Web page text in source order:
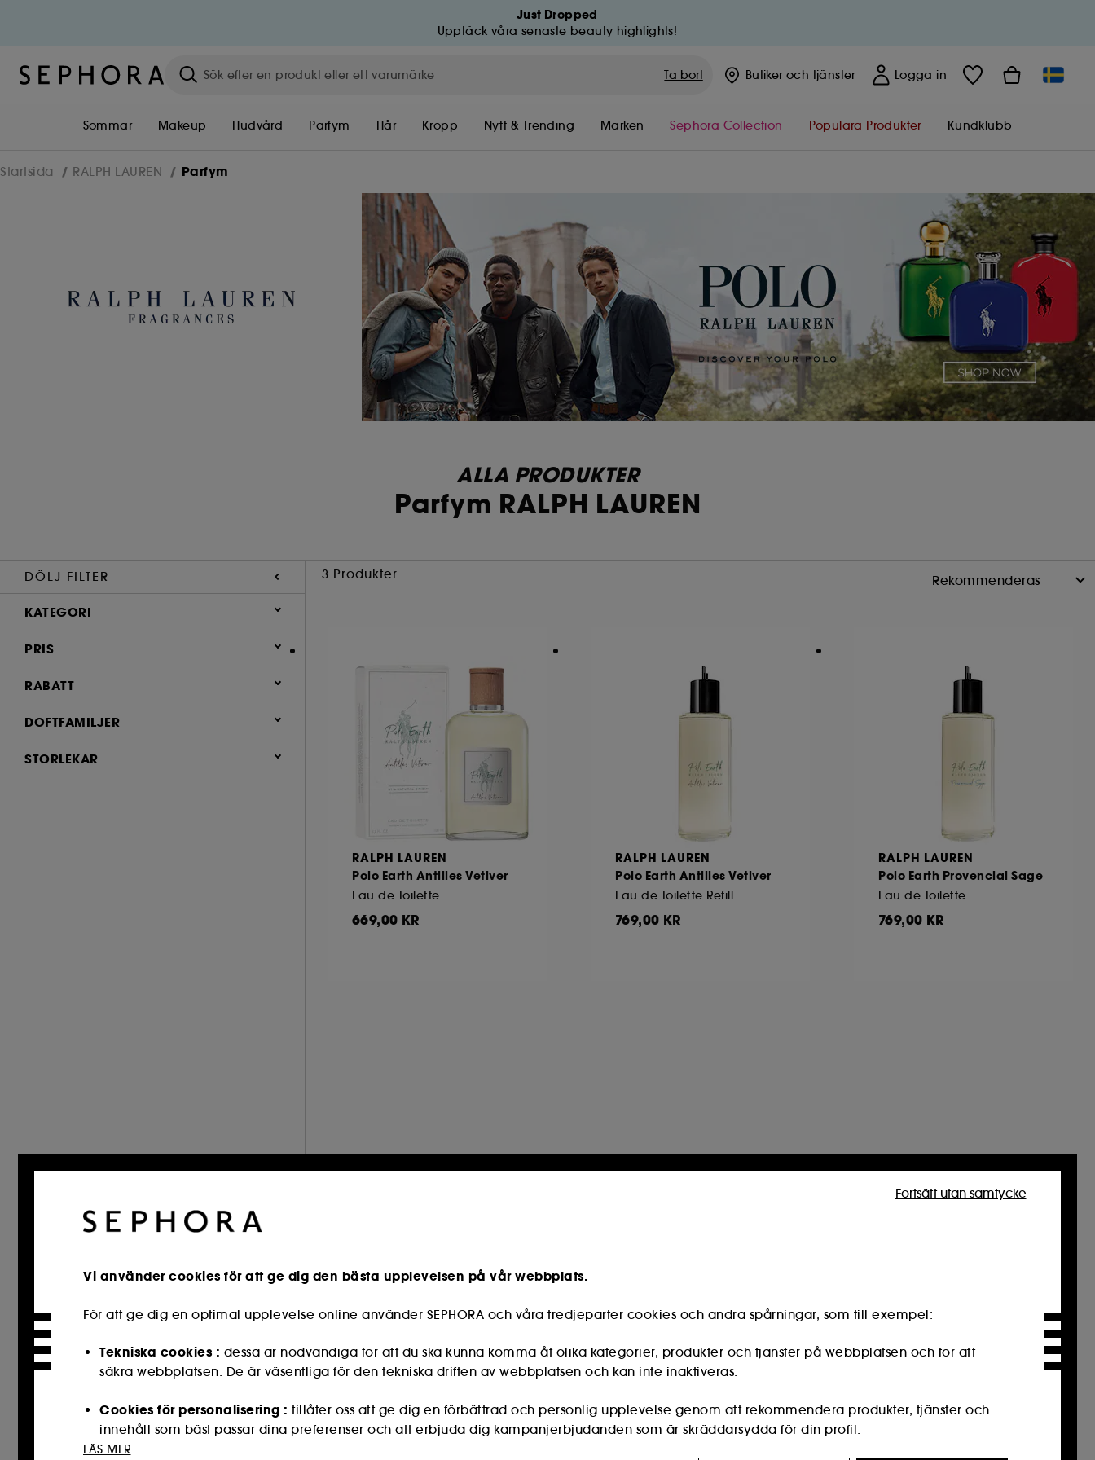
Just Dropped
Upptäck våra senaste beauty highlights!
Ta bort Butiker och tjänster Logga in
Sommar Makeup Hudvård Parfym Hår Kropp Nytt & Trending Märken Sephora Collection Populära Produkter Kundklubb
Startsida RALPH LAUREN Parfym
ALLA PRODUKTER
Parfym RALPH LAUREN
DÖLJ FILTER 3 Produkter
KATEGORI
Parfym
PRIS
RABATT
50.4 (1)
DOFTFAMILJER
Wood (2)
STORLEKAR
RALPH LAUREN
Polo Earth Antilles Vetiver
Eau de Toilette
669,00 KR
RALPH LAUREN
Polo Earth Antilles Vetiver
Eau de Toilette Refill
769,00 KR
RALPH LAUREN
Polo Earth Provencial Sage
Eau de Toilette
769,00 KR
Vi använder cookies för att ge dig den bästa upplevelsen på vår webbplats.
För att ge dig en optimal upplevelse online använder SEPHORA och våra tredjeparter cookies och andra spårningar, som till exempel:
Tekniska cookies : dessa är nödvändiga för att du ska kunna komma åt olika kategorier, produkter och tjänster på webbplatsen och för att
säkra webbplatsen. De är väsentliga för den tekniska driften av webbplatsen och kan inte inaktiveras.
Cookies för personalisering : tillåter oss att ge dig en förbättrad och personlig upplevelse genom att rekommendera produkter, tjänster och
innehåll som bäst passar dina preferenser och att erbjuda dig kampanjerbjudanden som är skräddarsydda för din profil.
Fortsätt utan samtycke
LÄS MER